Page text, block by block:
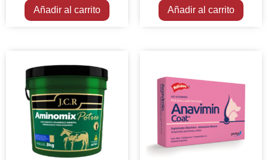
Añadir al carrito Añadir al carrito